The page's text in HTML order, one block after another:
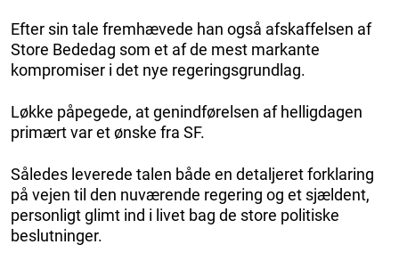
Efter sin tale fremhævede han også afskaffelsen af
Store Bededag som et af de mest markante
kompromiser i det nye regeringsgrundlag.
Løkke påpegede, at genindførelsen af helligdagen
primært var et ønske fra SF.
Således leverede talen både en detaljeret forklaring
på vejen til den nuværende regering og et sjældent,
personligt glimt ind i livet bag de store politiske
beslutninger.